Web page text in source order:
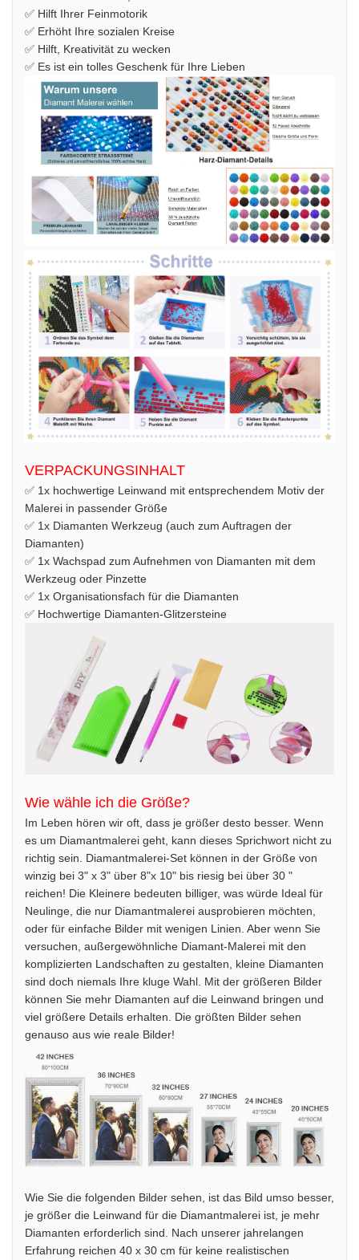
✅ Hilft Ihrer Feinmotorik
✅ Erhöht Ihre sozialen Kreise
✅ Hilft, Kreativität zu wecken
✅ Es ist ein tolles Geschenk für Ihre Lieben
VERPACKUNGSINHALT
✅ 1x hochwertige Leinwand mit entsprechendem Motiv der
Malerei in passender Größe
✅ 1x Diamanten Werkzeug (auch zum Auftragen der
Diamanten)
✅ 1x Wachspad zum Aufnehmen von Diamanten mit dem
Werkzeug oder Pinzette
✅ 1x Organisationsfach für die Diamanten
✅ Hochwertige Diamanten-Glitzersteine
Wie wähle ich die Größe?
Im Leben hören wir oft, dass je größer desto besser. Wenn
es um Diamantmalerei geht, kann dieses Sprichwort nicht zu
richtig sein. Diamantmalerei-Set können in der Größe von
winzig bei 3" x 3" über 8"x 10" bis riesig bei über 30 "
reichen! Die Kleinere bedeuten billiger, was würde Ideal für
Neulinge, die nur Diamantmalerei ausprobieren möchten,
oder für einfache Bilder mit wenigen Linien. Aber wenn Sie
versuchen, außergewöhnliche Diamant-Malerei mit den
komplizierten Landschaften zu gestalten, kleine Diamanten
sind doch niemals Ihre kluge Wahl. Mit der größeren Bilder
können Sie mehr Diamanten auf die Leinwand bringen und
viel größere Details erhalten. Die größten Bilder sehen
genauso aus wie reale Bilder!
Wie Sie die folgenden Bilder sehen, ist das Bild umso besser,
je größer die Leinwand für die Diamantmalerei ist, je mehr
Diamanten erforderlich sind. Nach unserer jahrelangen
Erfahrung reichen 40 x 30 cm für keine realistischen